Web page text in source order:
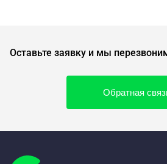
Оставьте заявку и мы
Обратная